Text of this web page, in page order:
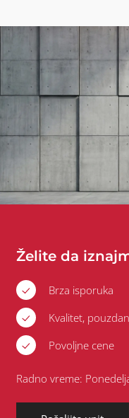
Želite da
Brza isporuka
Kvalitet,
Povoljne cene
Radno vreme: